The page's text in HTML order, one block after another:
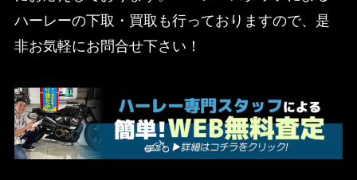
ハーレーの下取・買取も行っておりますので、是
非お気軽にお問合せ下さい！